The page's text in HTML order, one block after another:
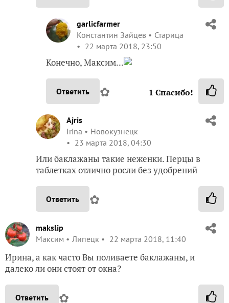
garlicfarmer
Константин Зайцев
Старица
22 марта 2018, 23:50
Конечно, Максим...
Ответить ✿ 1 Спасибо!
Ajris
Irina
Новокузнецк
23 марта 2018, 04:30
Или баклажаны такие неженки. Перцы в
таблетках отлично росли без удобрений
Ответить ✿
makslip
Максим
Липецк 22 марта 2018, 11:40
Ирина, а как часто Вы поливаете баклажаны, и
далеко ли они стоят от окна?
Ответить ✿